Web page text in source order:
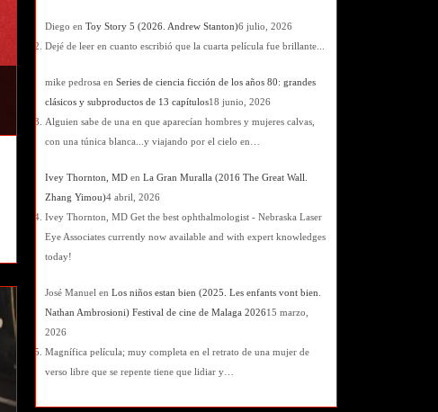
Diego en Toy Story 5 (2026. Andrew Stanton)6 julio, 2026
Dejé de leer en cuanto escribió que la cuarta película fue brillante...
mike pedrosa en Series de ciencia ficción de los años 80: grandes
clásicos y subproductos de 13 capítulos18 junio, 2026
Alguien sabe de una en que aparecían hombres y mujeres calvas,
con una túnica blanca...y viajando por el cielo en…
Ivey Thornton, MD en La Gran Muralla (2016 The Great Wall.
Zhang Yimou)4 abril, 2026
Ivey Thornton, MD Get the best ophthalmologist - Nebraska Laser
Eye Associates currently now available and with expert knowledges
today!
José Manuel en Los niños estan bien (2025. Les enfants vont bien.
Nathan Ambrosioni) Festival de cine de Malaga 202615 marzo,
2026
Magnífica película; muy completa en el retrato de una mujer de
verso libre que se repente tiene que lidiar y…